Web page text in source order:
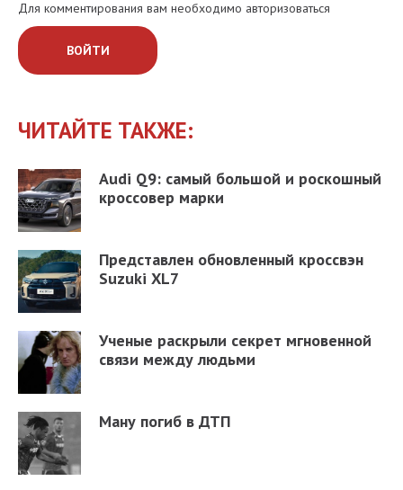
Для комментирования вам необходимо авторизоваться
ВОЙТИ
ЧИТАЙТЕ ТАКЖЕ:
Audi Q9: самый большой и роскошный
кроссовер марки
Представлен обновленный кроссвэн
Suzuki XL7
Ученые раскрыли секрет мгновенной
связи между людьми
Ману погиб в ДТП